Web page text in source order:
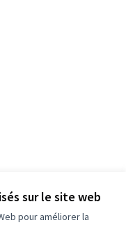
sur le site web
pour améliorer la